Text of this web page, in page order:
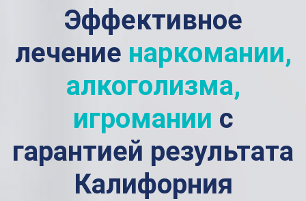
Эффективное
лечение наркомании,
алкоголизма,
игромании с
гарантией результата
Калифорния